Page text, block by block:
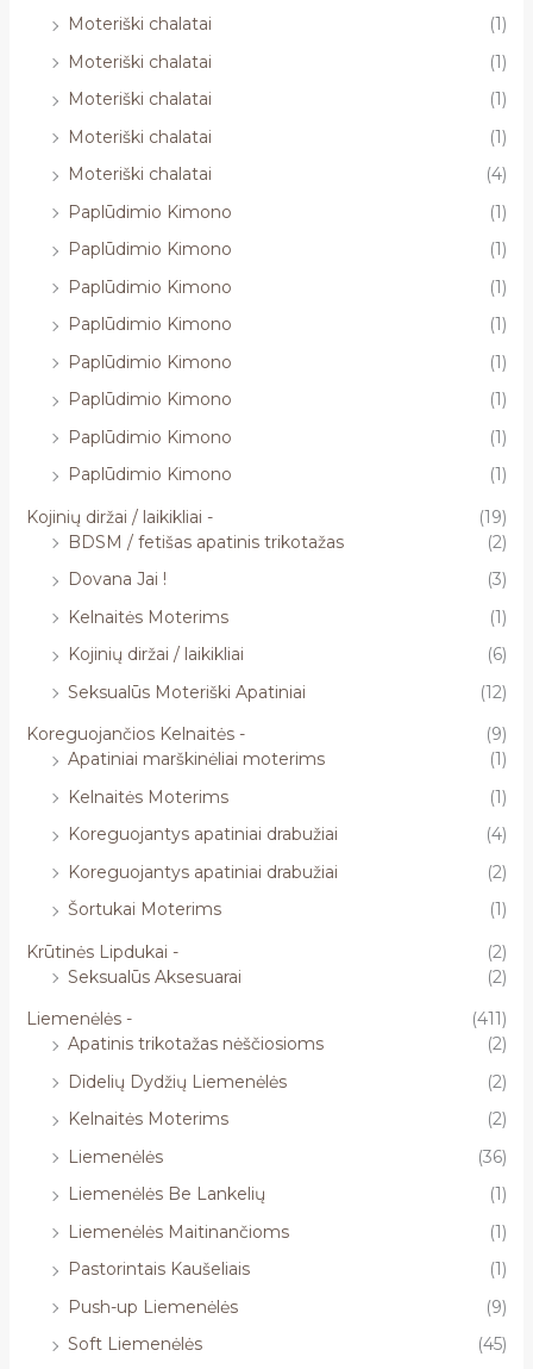
Moteriški chalatai
(1)
Moteriški chalatai
(1)
Moteriški chalatai
(1)
Moteriški chalatai
(1)
Moteriški chalatai
(4)
Paplūdimio Kimono
(1)
Paplūdimio Kimono
(1)
Paplūdimio Kimono
(1)
Paplūdimio Kimono
(1)
Paplūdimio Kimono
(1)
Paplūdimio Kimono
(1)
Paplūdimio Kimono
(1)
Paplūdimio Kimono
(1)
Kojinių diržai / laikikliai -
(19)
BDSM / fetišas apatinis trikotažas
(2)
Dovana Jai !
(3)
Kelnaitės Moterims
(1)
Kojinių diržai / laikikliai
(6)
Seksualūs Moteriški Apatiniai
(12)
Koreguojančios Kelnaitės -
(9)
Apatiniai marškinėliai moterims
(1)
Kelnaitės Moterims
(1)
Koreguojantys apatiniai drabužiai
(4)
Koreguojantys apatiniai drabužiai
(2)
Šortukai Moterims
(1)
Krūtinės Lipdukai -
(2)
Seksualūs Aksesuarai
(2)
Liemenėlės -
(411)
Apatinis trikotažas nėščiosioms
(2)
Didelių Dydžių Liemenėlės
(2)
Kelnaitės Moterims
(2)
Liemenėlės
(36)
Liemenėlės Be Lankelių
(1)
Liemenėlės Maitinančioms
(1)
Pastorintais Kaušeliais
(1)
Push-up Liemenėlės
(9)
Soft Liemenėlės
(45)